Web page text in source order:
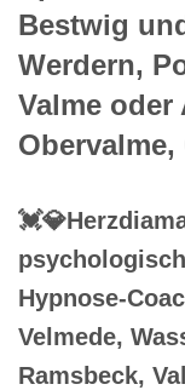
Bestwig
Werdern,
Valme oder
Hypnose-
Velmede,
Ramsbeck,